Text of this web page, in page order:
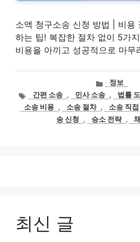
소액 청구소송 신청 방법 | 비용
하는 팁! 복잡한 절차 없이 5가
비용을 아끼고 성공적으로 마무
카
고
리
정보
태
그
간편 소송 , 민사 소송 , 법률
소송 비용 , 소송 절차 , 소송 직
송 신청
, 승소 전략 ,
최신 글